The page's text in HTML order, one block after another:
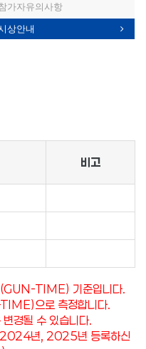
가자유의사항
상안내
비고
TIME) 기준입니다.
으로 측정합니다.
경될 수 있습니다.
2024년, 2025년 등록하신